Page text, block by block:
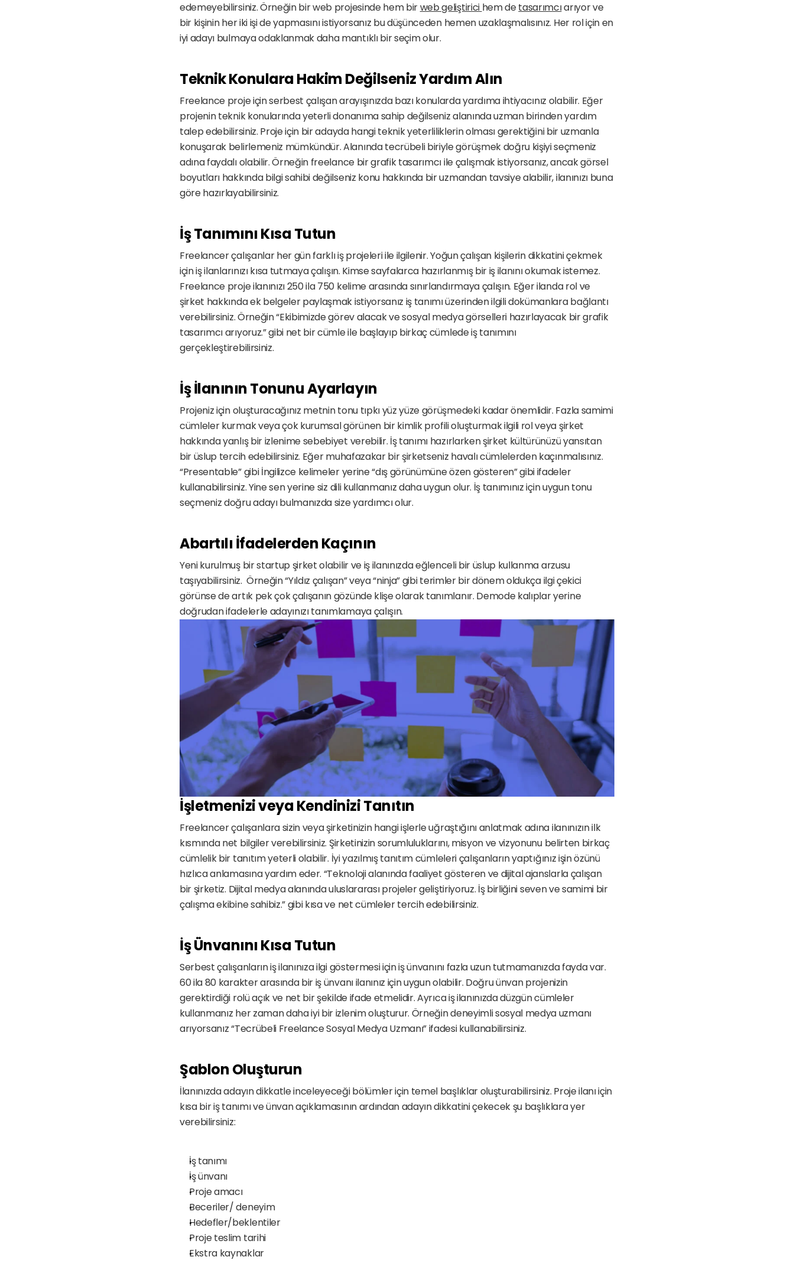
edemeyebilirsiniz. Örneğin bir web projesinde hem bir web geliştirici hem de tasarımcı arıyor ve
bir kişinin her iki işi de yapmasını istiyorsanız bu düşünceden hemen uzaklaşmalısınız. Her rol için en
iyi adayı bulmaya odaklanmak daha mantıklı bir seçim olur.
Teknik Konulara Hakim Değilseniz Yardım Alın
Freelance proje için serbest çalışan arayışınızda bazı konularda yardıma ihtiyacınız olabilir. Eğer
projenin teknik konularında yeterli donanıma sahip değilseniz alanında uzman birinden yardım
talep edebilirsiniz. Proje için bir adayda hangi teknik yeterliliklerin olması gerektiğini bir uzmanla
konuşarak belirlemeniz mümkündür. Alanında tecrübeli biriyle görüşmek doğru kişiyi seçmeniz
adına faydalı olabilir. Örneğin freelance bir grafik tasarımcı ile çalışmak istiyorsanız, ancak görsel
boyutları hakkında bilgi sahibi değilseniz konu hakkında bir uzmandan tavsiye alabilir, ilanınızı buna
göre hazırlayabilirsiniz.
İş Tanımını Kısa Tutun
Freelancer çalışanlar her gün farklı iş projeleri ile ilgilenir. Yoğun çalışan kişilerin dikkatini çekmek
için iş ilanlarınızı kısa tutmaya çalışın. Kimse sayfalarca hazırlanmış bir iş ilanını okumak istemez.
Freelance proje ilanınızı 250 ila 750 kelime arasında sınırlandırmaya çalışın. Eğer ilanda rol ve
şirket hakkında ek belgeler paylaşmak istiyorsanız iş tanımı üzerinden ilgili dokümanlara bağlantı
verebilirsiniz. Örneğin “Ekibimizde görev alacak ve sosyal medya görselleri hazırlayacak bir grafik
tasarımcı arıyoruz.” gibi net bir cümle ile başlayıp birkaç cümlede iş tanımını
gerçekleştirebilirsiniz.
İş İlanının Tonunu Ayarlayın
Projeniz için oluşturacağınız metnin tonu tıpkı yüz yüze görüşmedeki kadar önemlidir. Fazla samimi
cümleler kurmak veya çok kurumsal görünen bir kimlik profili oluşturmak ilgili rol veya şirket
hakkında yanlış bir izlenime sebebiyet verebilir. İş tanımı hazırlarken şirket kültürünüzü yansıtan
bir üslup tercih edebilirsiniz. Eğer muhafazakar bir şirketseniz havalı cümlelerden kaçınmalısınız.
“Presentable” gibi İngilizce kelimeler yerine “dış görünümüne özen gösteren” gibi ifadeler
kullanabilirsiniz. Yine sen yerine siz dili kullanmanız daha uygun olur. İş tanımınız için uygun tonu
seçmeniz doğru adayı bulmanızda size yardımcı olur.
Abartılı İfadelerden Kaçının
Yeni kurulmuş bir startup şirket olabilir ve iş ilanınızda eğlenceli bir üslup kullanma arzusu
taşıyabilirsiniz.  Örneğin “Yıldız çalışan” veya “ninja” gibi terimler bir dönem oldukça ilgi çekici
görünse de artık pek çok çalışanın gözünde klişe olarak tanımlanır. Demode kalıplar yerine
doğrudan ifadelerle adayınızı tanımlamaya çalışın.
İşletmenizi veya Kendinizi Tanıtın
Freelancer çalışanlara sizin veya şirketinizin hangi işlerle uğraştığını anlatmak adına ilanınızın ilk
kısmında net bilgiler verebilirsiniz. Şirketinizin sorumluluklarını, misyon ve vizyonunu belirten birkaç
cümlelik bir tanıtım yeterli olabilir. İyi yazılmış tanıtım cümleleri çalışanların yaptığınız işin özünü
hızlıca anlamasına yardım eder. “Teknoloji alanında faaliyet gösteren ve dijital ajanslarla çalışan
bir şirketiz. Dijital medya alanında uluslararası projeler geliştiriyoruz. İş birliğini seven ve samimi bir
çalışma ekibine sahibiz.” gibi kısa ve net cümleler tercih edebilirsiniz.
İş Ünvanını Kısa Tutun
Serbest çalışanların iş ilanınıza ilgi göstermesi için iş ünvanını fazla uzun tutmamanızda fayda var.
60 ila 80 karakter arasında bir iş ünvanı ilanınız için uygun olabilir. Doğru ünvan projenizin
gerektirdiği rolü açık ve net bir şekilde ifade etmelidir. Ayrıca iş ilanınızda düzgün cümleler
kullanmanız her zaman daha iyi bir izlenim oluşturur. Örneğin deneyimli sosyal medya uzmanı
arıyorsanız “Tecrübeli Freelance Sosyal Medya Uzmanı” ifadesi kullanabilirsiniz.
Şablon Oluşturun
İlanınızda adayın dikkatle inceleyeceği bölümler için temel başlıklar oluşturabilirsiniz. Proje ilanı için
kısa bir iş tanımı ve ünvan açıklamasının ardından adayın dikkatini çekecek şu başlıklara yer
verebilirsiniz:
İş tanımı
İş ünvanı
Proje amacı
Beceriler/ deneyim
Hedefler/beklentiler
Proje teslim tarihi
Ekstra kaynaklar